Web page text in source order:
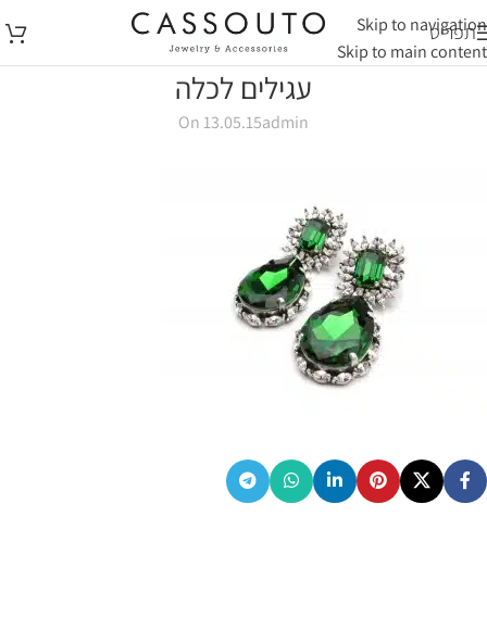
Skip to navigation
Skip to main content
תפריט
עגילים לכלה
admin
On 13.05.15